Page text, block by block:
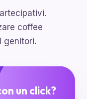
coffee
genitori.
un click?